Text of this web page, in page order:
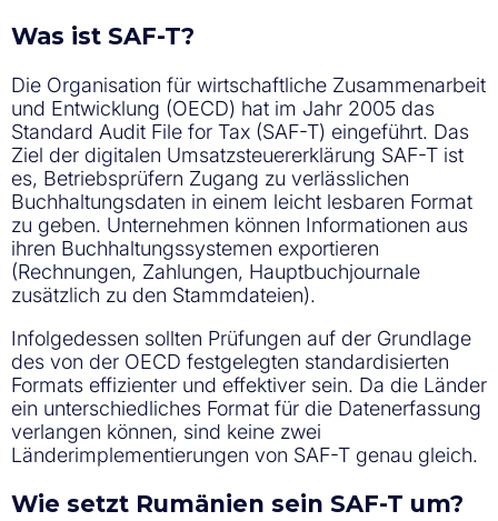
Was ist SAF-T?
Die Organisation für wirtschaftliche Zusammenarbeit
und Entwicklung (OECD) hat im Jahr 2005 das
Standard Audit File for Tax (SAF-T) eingeführt. Das
Ziel der digitalen Umsatzsteuererklärung SAF-T ist
es, Betriebsprüfern Zugang zu verlässlichen
Buchhaltungsdaten in einem leicht lesbaren Format
zu geben. Unternehmen können Informationen aus
ihren Buchhaltungssystemen exportieren
(Rechnungen, Zahlungen, Hauptbuchjournale
zusätzlich zu den Stammdateien).
Infolgedessen sollten Prüfungen auf der Grundlage
des von der OECD festgelegten standardisierten
Formats effizienter und effektiver sein. Da die Länder
ein unterschiedliches Format für die Datenerfassung
verlangen können, sind keine zwei
Länderimplementierungen von SAF-T genau gleich.
Wie setzt Rumänien sein SAF-T um?